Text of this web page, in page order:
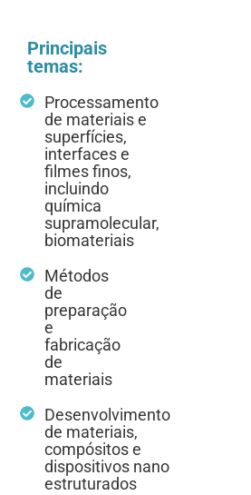
Principais
temas:
Processamento
de materiais e
superfícies,
interfaces e
filmes finos,
incluindo
química
supramolecular,
biomateriais
Métodos
de
preparação
e
fabricação
de
materiais
Desenvolvimento
de materiais,
compósitos e
dispositivos nano
estruturados